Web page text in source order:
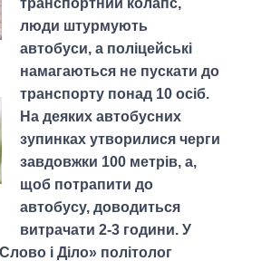
люди штурмують
автобуси, а поліцейські
намагаються не пускати до
транспорту понад 10 осіб.
На деяких автобусних
зупинках утворилися черги
завдовжки 100 метрів, а,
щоб потрапити до
автобусу, доводиться
витрачати 2-3 години. У
і Діло» політолог